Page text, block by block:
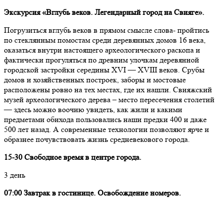
Экскурсия «Вглубь веков. Легендарный город на Свияге».
Погрузиться вглубь веков в прямом смысле слова- пройтись
по стеклянным помостам среди деревянных домов 16 века,
оказаться внутри настоящего археологического раскопа и
фактически прогуляться по древним улочкам деревянной
городской застройки середины XVI — XVIII веков. Срубы
домов и хозяйственных построек, заборы и мостовые
расположены ровно на тех местах, где их нашли. Свияжский
музей археологического дерева – место пересечения столетий
— здесь можно воочию увидеть, как жили и какими
предметами обихода пользовались наши предки 400 и даже
500 лет назад. А современные технологии позволяют ярче и
образнее почувствовать жизнь средневекового города.
15-30 Свободное время в центре города.
3 день
07:00 Завтрак в гостинице. Освобождение номеров.